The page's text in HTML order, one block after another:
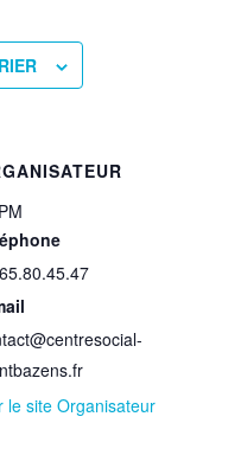
le site Organisateur